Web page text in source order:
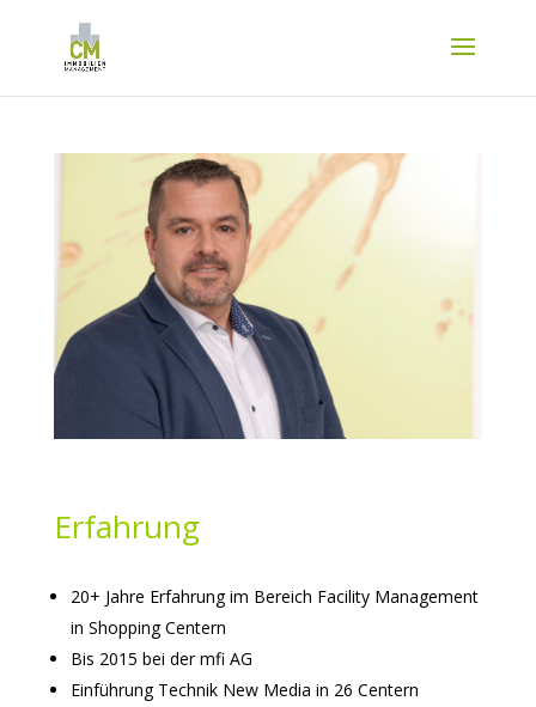
Erfahrung
20+ Jahre Erfahrung im Bereich Facility Management
in Shopping Centern
Bis 2015 bei der mfi AG
Einführung Technik New Media in 26 Centern